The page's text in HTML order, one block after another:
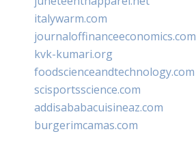
italywarm.com
journaloffinanceeconomics.com
kvk-kumari.org
foodscienceandtechnology.com
scisportsscience.com
addisababacuisineaz.com
burgerimcamas.com